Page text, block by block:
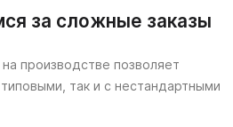
за сложные заказы
производстве позволяет
так и с нестандартными